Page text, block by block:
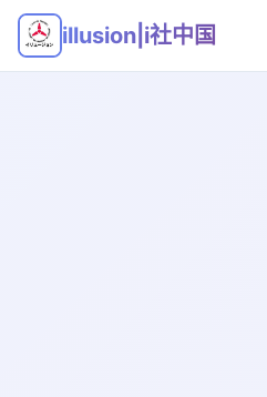
illusion|i社中国